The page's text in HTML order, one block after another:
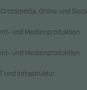
Online und
und Medienproduktion
und Medienproduktion
und Infrastruktur